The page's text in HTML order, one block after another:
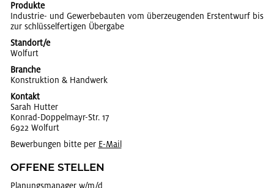
Produkte
In­dus­trie- und Ge­wer­be­bau­ten vom über­zeu­gen­den Erst­ent­wurf bis
zur schlüs­sel­fer­ti­gen Über­ga­be
Standort/e
Wol­furt
Branche
Kon­struk­ti­on & Hand­werk
Kontakt
Sarah Hut­ter
Kon­rad-Dop­pel­mayr-Str. 17
6922 Wol­furt
Bewerbungen bitte per E-Mail
OF­FE­NE STEL­LEN
Pla­nungs­ma­na­ger w/m/d